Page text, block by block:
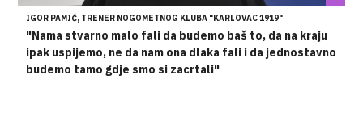
IGOR PAMIĆ, TRENER NOGOMETNOG KLUBA "KARLOVAC 1919"
"Nama stvarno malo fali da budemo baš to, da na kraju
ipak uspijemo, ne da nam ona dlaka fali i da jednostavno
budemo tamo gdje smo si zacrtali"